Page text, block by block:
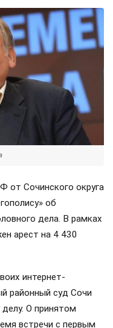
от Сочинского округа
об
дела. В рамках
арест на 4 430
интернет-
районный суд Сочи
О принятом
встречи с первым